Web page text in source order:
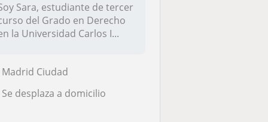
Sara, estudiante de tercer
del Grado en Derecho
la Universidad Carlos I...
Madrid Ciudad
Se desplaza a domicilio